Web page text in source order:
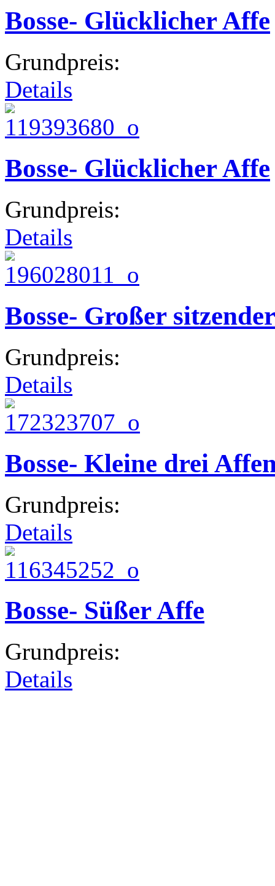
Bosse- Glücklicher Affe
Grundpreis:
Details
Bosse- Glücklicher Affe
Grundpreis:
Details
Bosse- Großer
Grundpreis:
Details
Bosse- Kleine drei
Grundpreis:
Details
Bosse- Süßer Affe
Grundpreis:
Details